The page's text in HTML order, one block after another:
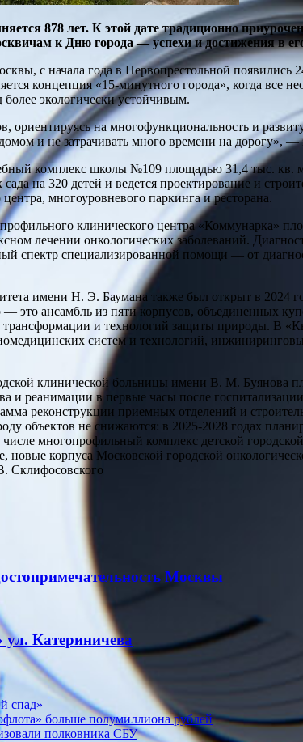
878 лет. К этой дате традиционно
к Дню города — успехи и достижения в его
с начала года в Первопрестольной появились
концепция «15-минутного города», когда все
экологически устойчивым.
ориентируясь на многофункциональность и
и не затрачивать много времени на дорогу», —
комплекс школы №109 площадью 31,4 тыс. кв.
на 320 детей и ведется проектирование и
многоуровневого паркинга и ресторана.
клинического центра «Коммунарка»
лечении онкологических заболеваний.
спектр специализированной помощи — от
имени Н. Э. Баумана также был открыт в 2024
это ансамбль из пяти корпусов, объединенных
и технологий защиты природы. В
систем и технологий,
клинической больницы имени В. М. Буянова
и реанимации в первые часы после
реконструкции приемных отделений и
объектов не снижаются: в 2025-2028 годах
многопрофильный комплекс детской
новые корпуса Московской городской
Склифосовского
Москвы
ул. Катериничева
спад»
больше полумиллиона рублей
полковника СБУ